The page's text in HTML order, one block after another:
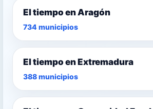
El tiempo en Aragón
734 municipios
El tiempo en Extremadura
388 municipios